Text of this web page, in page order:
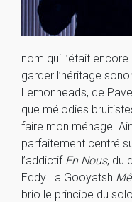
nom qui l’était
garder l’héritage
Lemonheads, de
que mélodies
faire mon ménage.
parfaitement centré
l’addictif En Nous, du
Eddy La Gooyatsh
brio le principe du